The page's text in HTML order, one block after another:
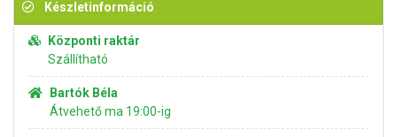
Készletinformáció
Központi raktár
Szállítható
Bartók Béla
Átvehető ma 19:00-ig